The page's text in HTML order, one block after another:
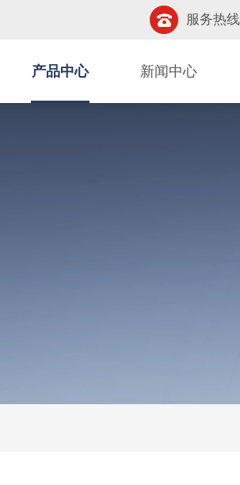
服务热
产品中心 新闻中心